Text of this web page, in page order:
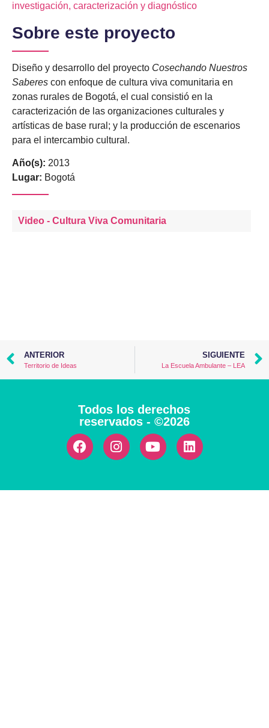
investigación, caracterización y diagnóstico
Sobre este proyecto
Diseño y desarrollo del proyecto Cosechando Nuestros
Saberes con enfoque de cultura viva comunitaria en
zonas rurales de Bogotá, el cual consistió en la
caracterización de las organizaciones culturales y
artísticas de base rural; y la producción de escenarios
para el intercambio cultural.
Año(s): 2013
Lugar: Bogotá
Video - Cultura Viva Comunitaria
ANTERIOR
Territorio de Ideas
SIGUIENTE
La Escuela Ambulante – LEA
Todos los derechos
reservados - ©2026